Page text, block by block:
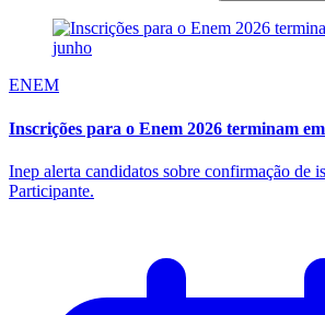
ENEM
Inscrições para o Enem 2026 terminam
Inep alerta candidatos sobre confirmação de
Participante.